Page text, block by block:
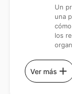
Un
una
los
Ver más add